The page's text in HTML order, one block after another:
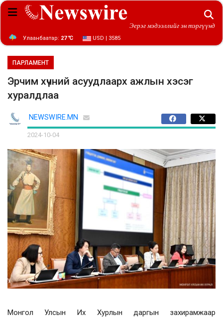
Эерэг мэдээллийг эн тэргүүнд
Улаанбаатар: 27 ℃ USD | 3585
ПАРЛАМЕНТ
Эрчим хүчний асуудлаарх ажлын хэсэг
хуралдлаа
NEWSWIRE.MN
2024-10-04
Монгол Улсын Их Хурлын даргын захирамжаар